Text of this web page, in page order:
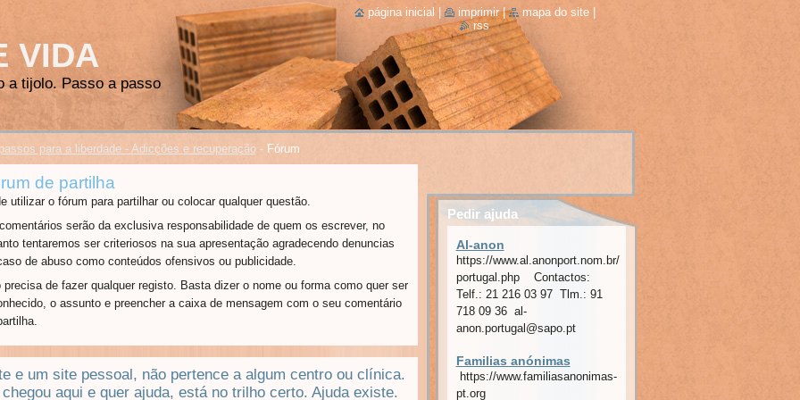
VIDA
a tijolo. Passo a passo
para a liberdade - Adicções e recuperação - Fórum
de partilha
utilizar o fórum para partilhar ou colocar qualquer questão.
serão da exclusiva responsabilidade de quem os escrever, no
tentaremos ser criteriosos na sua apresentação agradecendo denuncias
de abuso como conteúdos ofensivos ou publicidade.
precisa de fazer qualquer registo. Basta dizer o nome ou forma como quer ser
o assunto e preencher a caixa de mensagem com o seu comentário
e um site pessoal, não pertence a algum centro ou clínica.
chegou aqui e quer ajuda, está no trilho certo. Ajuda existe.
Pedir ajuda
Al-anon
https://www.al.anonport.nom.br/grupos-
portugal.php Contactos:
Telf.: 21 216 03 97 Tlm.: 91
718 09 36 al-
anon.portugal@sapo.pt
Familias anónimas
https://www.familiasanonimas-
pt.org
página inicial imprimir | mapa do site
rss